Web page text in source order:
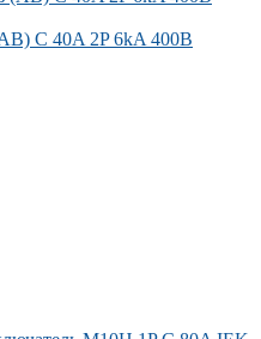
C 40A 2P 6kA 400В